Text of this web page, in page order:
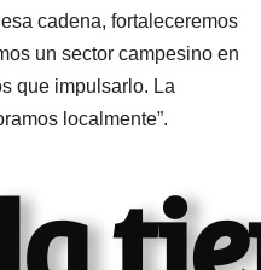
cadena, fortaleceremos
un sector campesino en
que impulsarlo. La
localmente”.